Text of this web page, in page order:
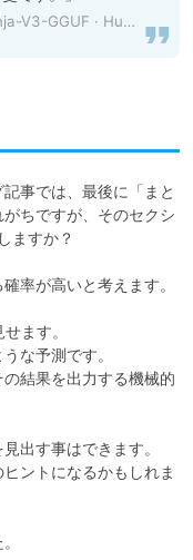
· Hugging Face
事では、最後に「まと
ちですが、そのセクシ
ますか？
率が高いと考えます。
ます。
な予測です。
結果を出力する機械的
出す事はできます。
ントになるかもしれま